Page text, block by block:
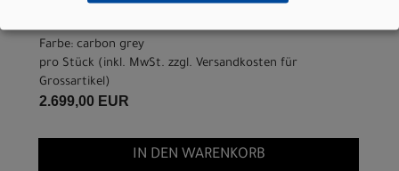
Art.Nr. 4253663649004
Größe: XS
Farbe: carbon grey
pro Stück (inkl. MwSt. zzgl. Versandkosten für
Grossartikel)
2.699,00 EUR
IN DEN WARENKORB